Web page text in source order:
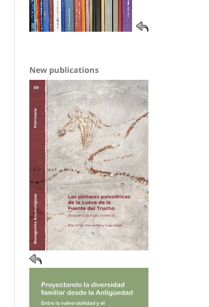
New publications